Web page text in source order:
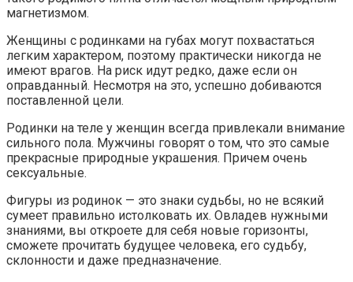
магнетизмом.
Женщины с родинками на губах могут похвастаться
легким характером, поэтому практически никогда не
имеют врагов. На риск идут редко, даже если он
оправданный. Несмотря на это, успешно добиваются
поставленной цели.
Родинки на теле у женщин всегда привлекали внимание
сильного пола. Мужчины говорят о том, что это самые
прекрасные природные украшения. Причем очень
сексуальные.
Фигуры из родинок — это знаки судьбы, но не всякий
сумеет правильно истолковать их. Овладев нужными
знаниями, вы откроете для себя новые горизонты,
сможете прочитать будущее человека, его судьбу,
склонности и даже предназначение.